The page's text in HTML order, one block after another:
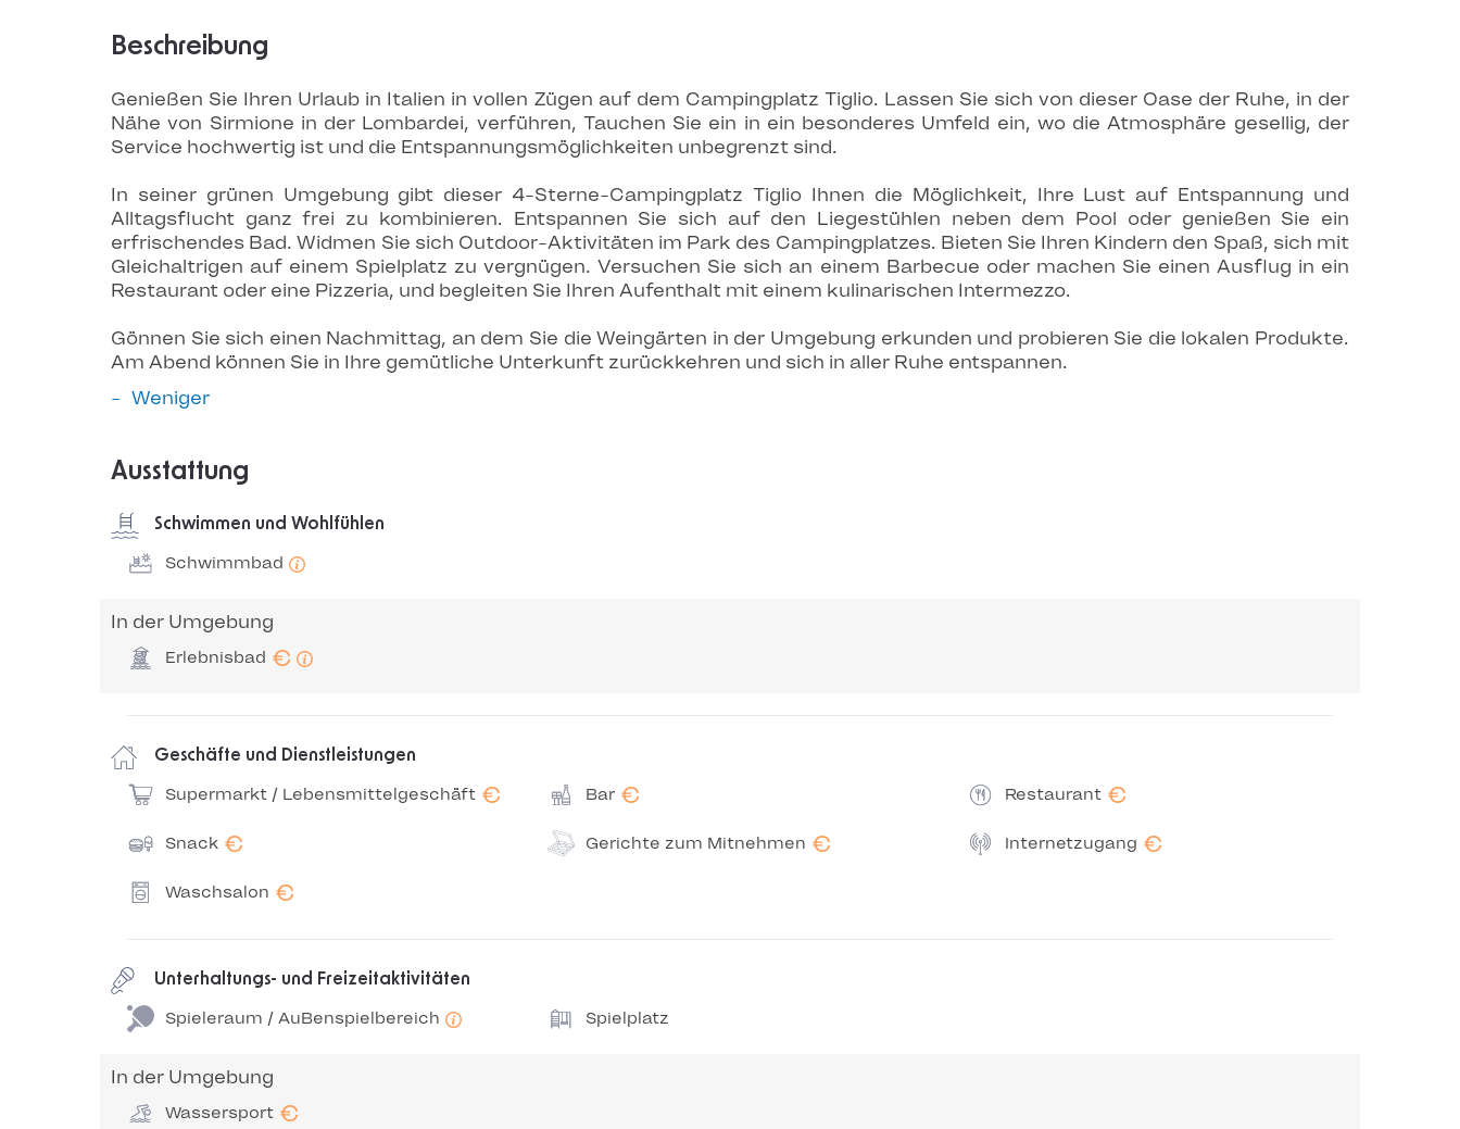
Beschreibung
Genießen Sie Ihren Urlaub in Italien in vollen Zügen auf dem Campingplatz Tiglio. Lassen Sie sich von dieser Oase der Ruhe, in der
Nähe von Sirmione in der Lombardei, verführen, Tauchen Sie ein in ein besonderes Umfeld ein, wo die Atmosphäre gesellig, der
Service hochwertig ist und die Entspannungsmöglichkeiten unbegrenzt sind.
In seiner grünen Umgebung gibt dieser 4-Sterne-Campingplatz Tiglio Ihnen die Möglichkeit, Ihre Lust auf Entspannung und
Alltagsflucht ganz frei zu kombinieren. Entspannen Sie sich auf den Liegestühlen neben dem Pool oder genießen Sie ein
erfrischendes Bad. Widmen Sie sich Outdoor-Aktivitäten im Park des Campingplatzes. Bieten Sie Ihren Kindern den Spaß, sich mit
Gleichaltrigen auf einem Spielplatz zu vergnügen. Versuchen Sie sich an einem Barbecue oder machen Sie einen Ausflug in ein
Restaurant oder eine Pizzeria, und begleiten Sie Ihren Aufenthalt mit einem kulinarischen Intermezzo.
Gönnen Sie sich einen Nachmittag, an dem Sie die Weingärten in der Umgebung erkunden und probieren Sie die lokalen Produkte.
Am Abend können Sie in Ihre gemütliche Unterkunft zurückkehren und sich in aller Ruhe entspannen.
Weniger
Ausstattung
Schwimmen und Wohlfühlen
Schwimmbad
In der Umgebung
Erlebnisbad €
Geschäfte und Dienstleistungen
Supermarkt / Lebensmittelgeschäft € Bar € Restaurant €
Snack € Gerichte zum Mitnehmen € Internetzugang €
Waschsalon €
Unterhaltungs- und Freizeitaktivitäten
Spieleraum / AuBenspielbereich Spielplatz
In der Umgebung
Wassersport €